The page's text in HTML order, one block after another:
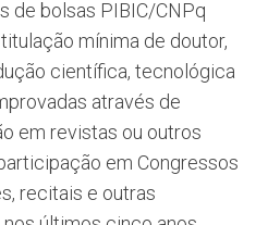
de bolsas PIBIC/CNPq
mínima de doutor,
científica, tecnológica
através de
em revistas ou outros
em Congressos
recitais e outras